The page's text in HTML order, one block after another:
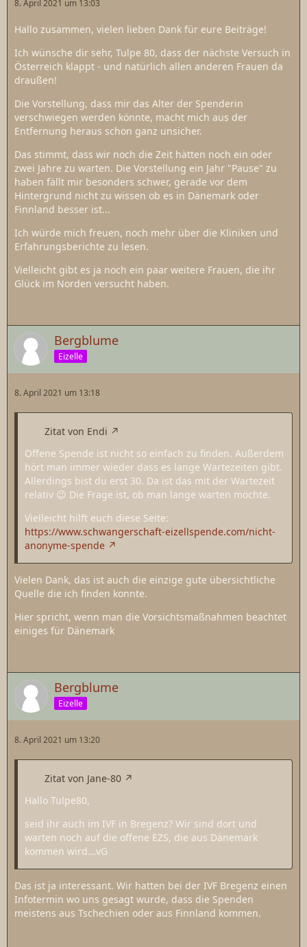
8. April 2021 um 13:03
Hallo zusammen, vielen lieben Dank für eure Beiträge!
Ich wünsche dir sehr, Tulpe 80, dass der nächste Versuch in
Österreich klappt - und natürlich allen anderen Frauen da
draußen!
Die Vorstellung, dass mir das Alter der Spenderin
verschwiegen werden könnte, macht mich aus der
Entfernung heraus schon ganz unsicher.
Das stimmt, dass wir noch die Zeit hätten noch ein oder
zwei Jahre zu warten. Die Vorstellung ein Jahr "Pause" zu
haben fällt mir besonders schwer, gerade vor dem
Hintergrund nicht zu wissen ob es in Dänemark oder
Finnland besser ist...
Ich würde mich freuen, noch mehr über die Kliniken und
Erfahrungsberichte zu lesen.
Vielleicht gibt es ja noch ein paar weitere Frauen, die ihr
Glück im Norden versucht haben.
Bergblume
Eizelle
8. April 2021 um 13:18
Zitat von Endi
Offene Spende ist nicht so einfach zu finden. Außerdem
hört man immer wieder dass es lange Wartezeiten gibt.
Allerdings bist du erst 30. Da ist das mit der Wartezeit
relativ 😉 Die Frage ist, ob man lange warten möchte.
Vielleicht hilft euch diese Seite:
https://www.schwangerschaft-eizellspende.com/nicht-
anonyme-spende
Vielen Dank, das ist auch die einzige gute übersichtliche
Quelle die ich finden konnte.
Hier spricht, wenn man die Vorsichtsmaßnahmen beachtet
einiges für Dänemark
Bergblume
Eizelle
8. April 2021 um 13:20
Zitat von Jane-80
Hallo Tulpe80,
seid ihr auch im IVF in Bregenz? Wir sind dort und
warten noch auf die offene EZS, die aus Dänemark
kommen wird...vG
Das ist ja interessant. Wir hatten bei der IVF Bregenz einen
Infotermin wo uns gesagt wurde, dass die Spenden
meistens aus Tschechien oder aus Finnland kommen.